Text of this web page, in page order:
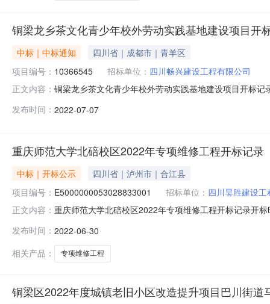
铜梁龙乡茶文化青少年校外劳动实践基地建设项目开
中标｜中标通知
四川省｜成都市｜青羊区
项目编号： 10366545 招标单位： 四川畅兴建设工程有限公司
正文内容： 铜梁龙乡茶文化青少年校外劳动实践基地建设项目开标
（集团）有限公司;项目负责人:刘松;报价:10366545.14
发布时间： 2022-07-07
重庆师范大学北碚校区2022年专项维修工程开标记录
中标｜开标公示
四川省｜泸州市｜合江县
项目编号： E5000000053028833001 招标单位： 四川昊胜建设
正文内容： 重庆师范大学北碚校区2022年专项维修工程开标记录开
交时间:TueJun2816:42:54CST2022,投标人名称:重庆顺
发布时间： 2022-06-30
相关产品：
专项维修工程
铜梁区2022年度城镇老旧小区改造提升项目巴川街